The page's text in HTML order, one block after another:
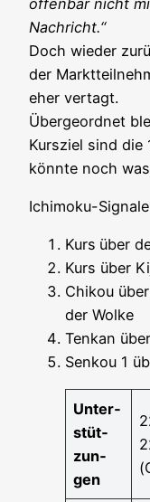
Nach­richt.“
Doch wie­der
der
eher ver­tagt.
Über­ge­ord­net
Kurs­ziel sind die
könn­te noch
Ichi­mo­ku-
Kurs über
Kurs über
Chi­kou
der Wolke
Ten­kan
Sen­kou 1
Unter­
stüt­
zun­
gen